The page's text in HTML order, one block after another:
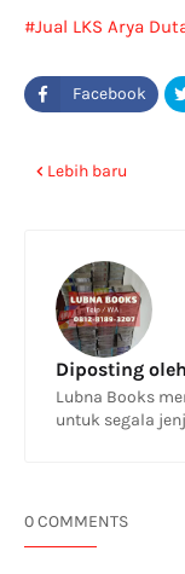
Jual LKS Arya
Lebih baru
Diposting oleh
Lubna Books
untuk segala
0 COMMENTS